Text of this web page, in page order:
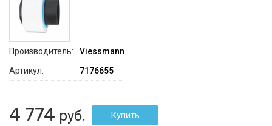
Производитель:
Viessmann
Артикул:
7176655
4 774 руб.